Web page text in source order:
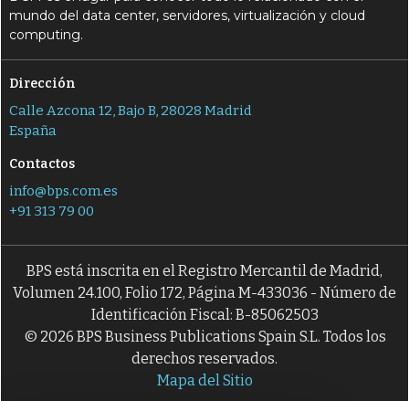
mundo del data center, servidores, virtualización y cloud
computing.
Dirección
Calle Azcona 12, Bajo B, 28028 Madrid
España
Contactos
info@bps.com.es
+91 313 79 00
BPS está inscrita en el Registro Mercantil de Madrid,
Volumen 24.100, Folio 172, Página M-433036 - Número de
Identificación Fiscal: B-85062503
© 2026 BPS Business Publications Spain S.L. Todos los
derechos reservados.
Mapa del Sitio